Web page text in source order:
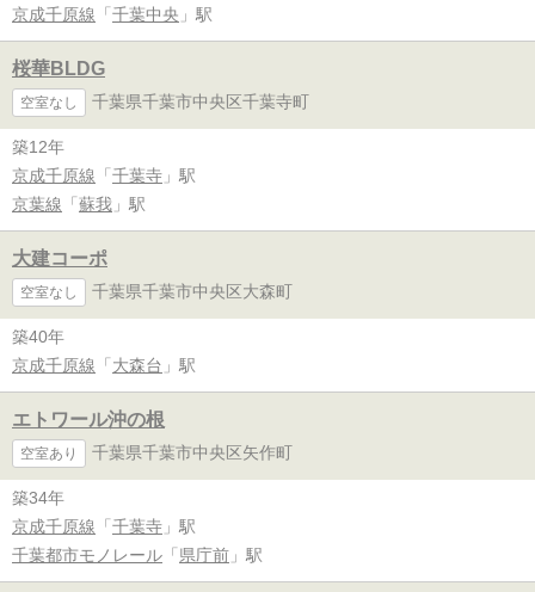
京成千原線 「 千葉中央 」駅
桜華BLDG
空室なし 千葉県千葉市中央区千葉寺町
築12年
京成千原線 「 千葉寺 」駅
京葉線 「 蘇我 」駅
大建コーポ
空室なし 千葉県千葉市中央区大森町
築40年
京成千原線 「 大森台 」駅
エトワール沖の根
空室あり 千葉県千葉市中央区矢作町
築34年
京成千原線 「 千葉寺 」駅
千葉都市モノレール 「 県庁前 」駅